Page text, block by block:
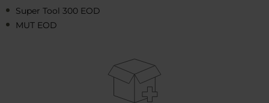
Super Tool 300 EOD
MUT EOD